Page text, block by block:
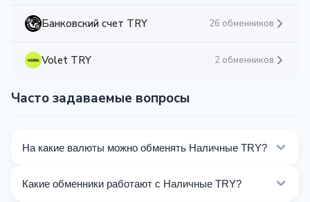
Банковский счет TRY 26 обменников
Volet TRY 2 обменников
Часто задаваемые вопросы
На какие валюты можно обменять Наличные TRY?
Наличные TRY. Выберите нужное направление из
Какие обменники работают с Наличные TRY?